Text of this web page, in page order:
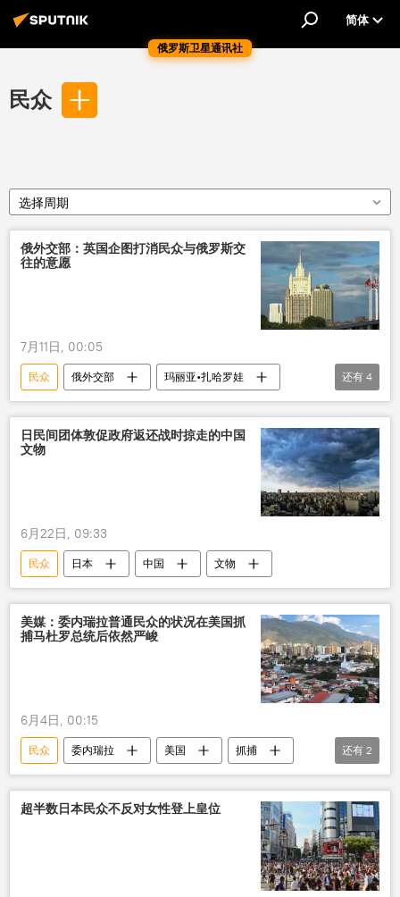
俄罗斯卫星通讯社
简体
民众
选择周期
俄外交部：英国企图打消民众与俄罗斯交
往的意愿
7月11日, 00:05
民众 俄外交部
玛丽亚•扎哈罗娃
英国
企图 消除 俄罗斯
还有 4
日民间团体敦促政府返还战时掠走的中国
文物
6月22日, 09:33
民众 日本 中国 文物
美媒：委内瑞拉普通民众的状况在美国抓
捕马杜罗总统后依然严峻
6月4日, 00:15
民众 委内瑞拉 美国
抓捕
尼古拉斯•马杜罗
紧急状况
还有 2
超半数日本民众不反对女性登上皇位